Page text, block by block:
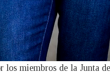
los miembros de la